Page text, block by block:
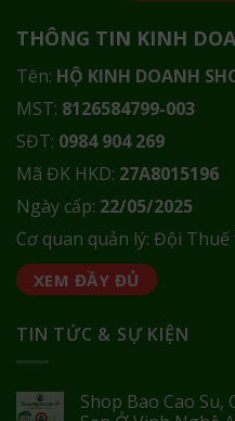
THÔNG TIN KINH
Tên: HỘ KINH DOANH
MST: 8126584799-003
SĐT: 0984 904 269
Mã ĐK HKD: 27A8015196
Ngày cấp: 22/05/2025
Cơ quan quản lý: Đội
XEM ĐẦY ĐỦ
TIN TỨC & SỰ KIỆN
Shop Bao Cao Su,